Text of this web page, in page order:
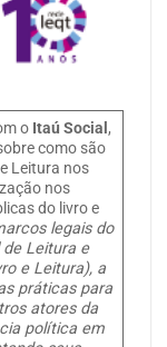
o Itaú Social ,
como são
Leitura nos
nos
do livro e
legais do
Leitura e
e Leitura), a
práticas para
atores da
política em